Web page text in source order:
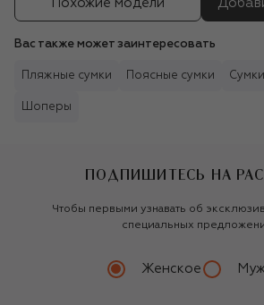
Похожие модели
Вас также может заинтересовать
Пляжные сумки Поясные сумки
Шоперы
ПОДПИШИТЕСЬ НА
Чтобы первыми узнавать об
специальных
Женское